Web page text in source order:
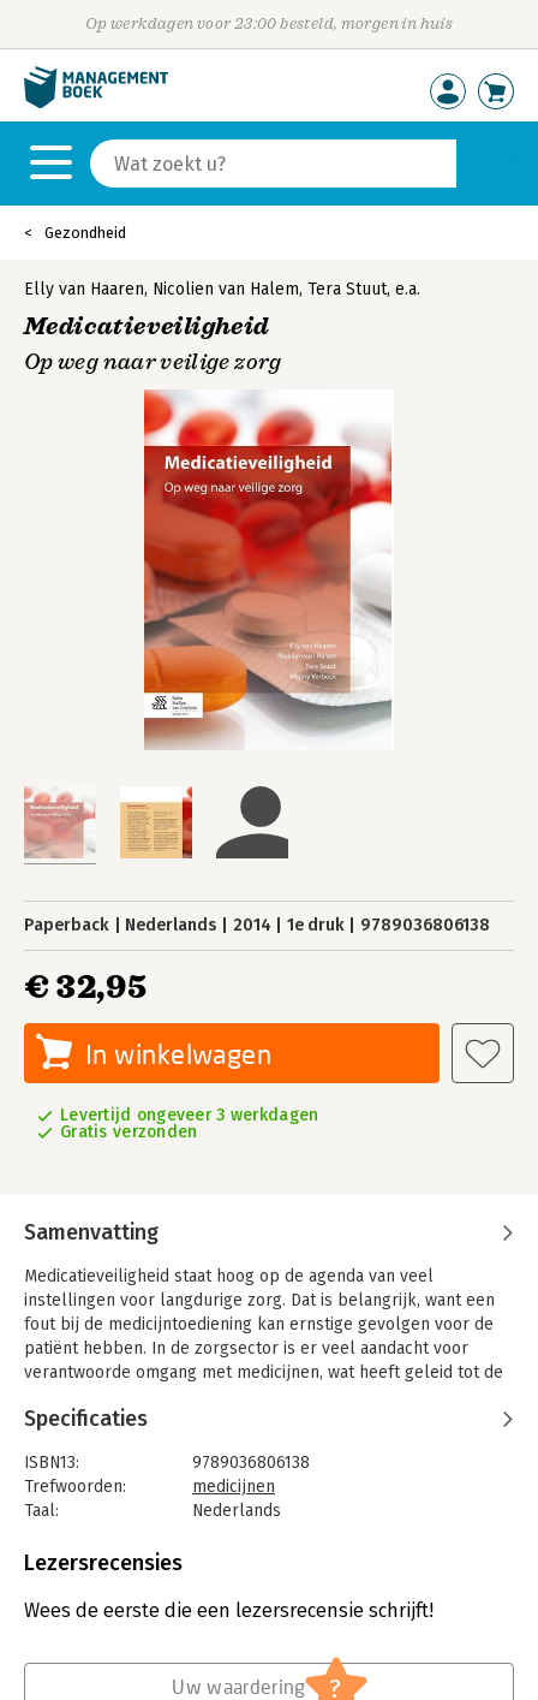
Op werkdagen voor 23:00 besteld, morgen in huis
Gezondheid
Elly van Haaren, Nicolien van Halem, Tera Stuut, e.a.
Medicatieveiligheid
Op weg naar veilige zorg
Paperback Nederlands 2014 1e druk 9789036806138
€ 32,95
In winkelwagen
Levertijd ongeveer 3 werkdagen
Gratis verzonden
Samenvatting
Medicatieveiligheid staat hoog op de agenda van veel
instellingen voor langdurige zorg. Dat is belangrijk, want een
fout bij de medicijntoediening kan ernstige gevolgen voor de
patiënt hebben. In de zorgsector is er veel aandacht voor
verantwoorde omgang met medicijnen, wat heeft geleid tot de
beschrijven alle medicatiestappen en wie waarvoor
is extra vakkennis over medicatie natuurlijk welkom bij
verpleegkundigen en verzorgenden om verantwoord met
geneesmiddelen te kunnen werken.
In dit boek komen alle aspecten van medicatie aan bod: wat is
wordt het toegediend, waar moet je als verpleegkundige en
Medicatieveiligheid helpt verpleegkundigen en verzorgenden
Specificaties
ISBN13:
9789036806138
Trefwoorden:
medicijnen
Taal:
Nederlands
Aantal pagina's:
Druk:
1
Gezondheid
Lezersrecensies
Wees de eerste die een lezersrecensie schrijft!
Uw waardering ?